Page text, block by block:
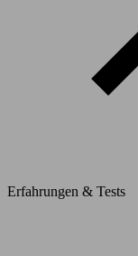
Erfahrungen & Tests